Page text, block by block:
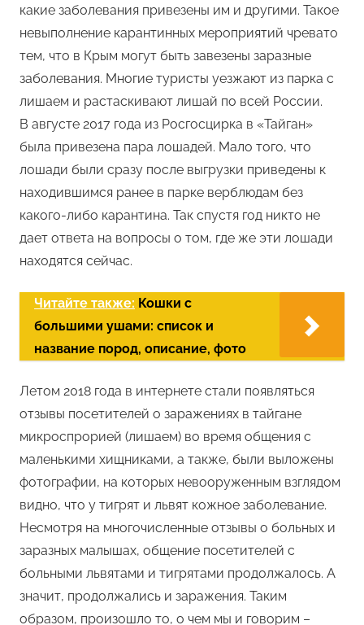
какие заболевания привезены им и другими. Такое
невыполнение карантинных мероприятий чревато
тем, что в Крым могут быть завезены заразные
заболевания. Многие туристы уезжают из парка с
лишаем и растаскивают лишай по всей России.
В августе 2017 года из Росгосцирка в «Тайган»
была привезена пара лошадей. Мало того, что
лошади были сразу после выгрузки приведены к
находившимся ранее в парке верблюдам без
какого-либо карантина. Так спустя год никто не
дает ответа на вопросы о том, где же эти лошади
находятся сейчас.
Читайте также: Кошки с
большими ушами: список и
название пород, описание, фото
Летом 2018 года в интернете стали появляться
отзывы посетителей о заражениях в тайгане
микроспрорией (лишаем) во время общения с
маленькими хищниками, а также, были выложены
фотографии, на которых невооруженным взглядом
видно, что у тигрят и львят кожное заболевание.
Несмотря на многочисленные отзывы о больных и
заразных малышах, общение посетителей с
больными львятами и тигрятами продолжалось. А
значит, продолжались и заражения. Таким
образом, произошло то, о чем мы и говорим –